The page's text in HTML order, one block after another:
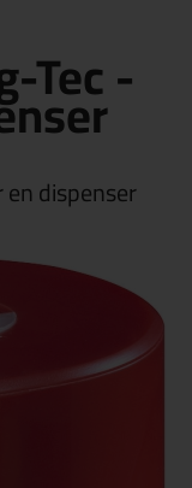
Tec -
dispenser